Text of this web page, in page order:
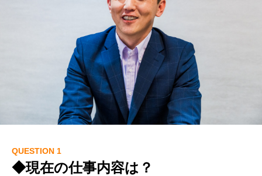
QUESTION 1
◆現在の仕事内容は？